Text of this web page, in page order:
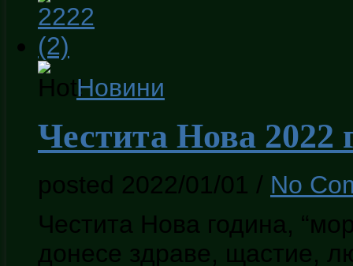
Новини
Честита Нова 2022
posted 2022/01/01 / No
Честита Нова година,
донесе здраве, щастие,